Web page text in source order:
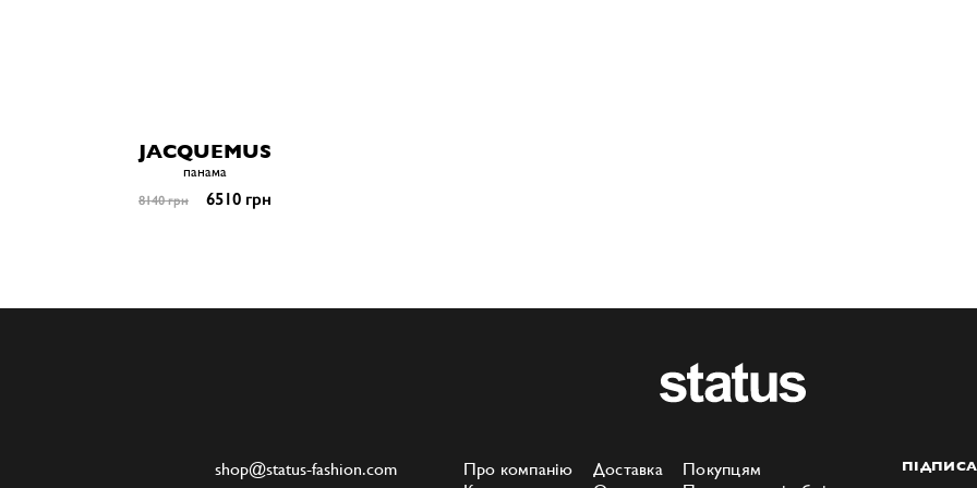
JACQUEMUS
панама
8140 грн 6510 грн
Про компанію
Доставка
Покупцям
shop@status-fashion.com